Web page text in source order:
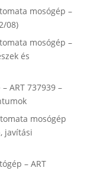
mosógép –
08)
mosógép –
és
ART 737939 –
mosógép
javítási
– ART